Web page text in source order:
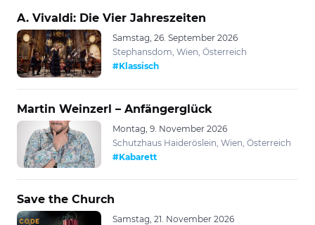
A. Vivaldi: Die Vier Jahreszeiten
Samstag, 26. September 2026
Stephansdom, Wien, Österreich
#Klassisch
Martin Weinzerl – Anfängerglück
Montag, 9. November 2026
Schutzhaus Haideröslein, Wien, Österreich
#Kabarett
Save the Church
Samstag, 21. November 2026